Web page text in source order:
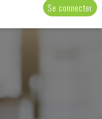
Se connecter